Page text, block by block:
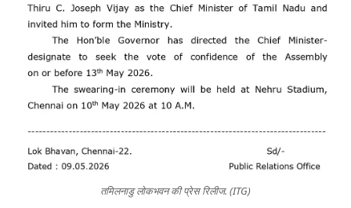
तमिलनाडु लोकभवन की प्रेस रिलीज. (ITG)